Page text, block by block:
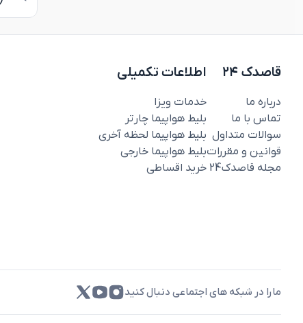
قاصدک ۲۴
درباره ما
تماس با ما
سوالات متداول
قوانین و مقررات
مجله قاصدک‌24
اطلاعات تکمیلی
خدمات ویزا
بلیط هواپیما چارتر
بلیط هواپیما لحظه آخری
بلیط هواپیما خارجی
خرید اقساطی
مارا در شبکه های اجتماعی دنبال کنید